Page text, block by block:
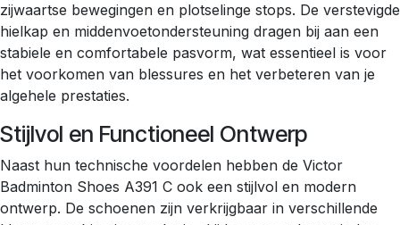
zijwaartse bewegingen en plotselinge stops. De verstevigde
hielkap en middenvoetondersteuning dragen bij aan een
stabiele en comfortabele pasvorm, wat essentieel is voor
het voorkomen van blessures en het verbeteren van je
algehele prestaties.
Stijlvol en Functioneel Ontwerp
Naast hun technische voordelen hebben de Victor
Badminton Shoes A391 C ook een stijlvol en modern
ontwerp. De schoenen zijn verkrijgbaar in verschillende